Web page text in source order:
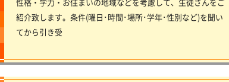
性格・学力・お住まいの地域などを考慮して、生徒さんをご
紹介致します。条件(曜日･時間･場所･学年･性別など)を聞い
てから引き受